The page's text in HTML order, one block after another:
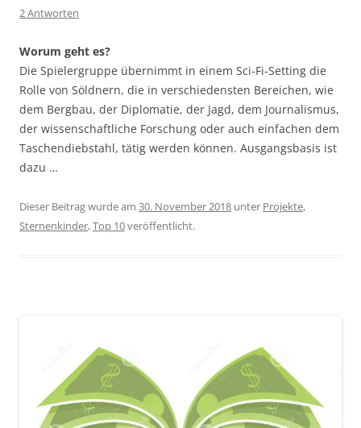
2 Antworten
Worum geht es?
Die Spielergruppe übernimmt in einem Sci-Fi-Setting die
Rolle von Söldnern, die in verschiedensten Bereichen, wie
dem Bergbau, der Diplomatie, der Jagd, dem Journalismus,
der wissenschaftliche Forschung oder auch einfachen dem
Taschendiebstahl, tätig werden können. Ausgangsbasis ist
dazu …
Dieser Beitrag wurde am 30. November 2018 unter Projekte,
Sternenkinder,Top 10veröffentlicht.